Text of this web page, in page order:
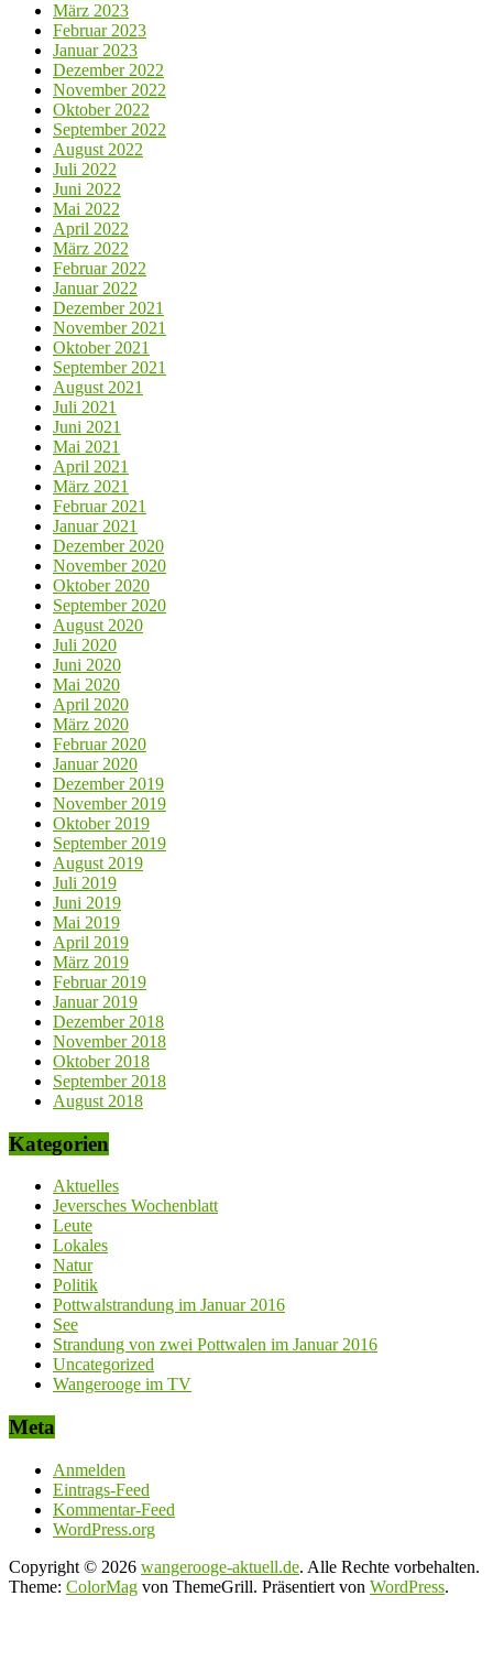
März 2023
Februar 2023
Januar 2023
Dezember 2022
November 2022
Oktober 2022
September 2022
August 2022
Juli 2022
Juni 2022
Mai 2022
April 2022
März 2022
Februar 2022
Januar 2022
Dezember 2021
November 2021
Oktober 2021
September 2021
August 2021
Juli 2021
Juni 2021
Mai 2021
April 2021
März 2021
Februar 2021
Januar 2021
Dezember 2020
November 2020
Oktober 2020
September 2020
August 2020
Juli 2020
Juni 2020
Mai 2020
April 2020
März 2020
Februar 2020
Januar 2020
Dezember 2019
November 2019
Oktober 2019
September 2019
August 2019
Juli 2019
Juni 2019
Mai 2019
April 2019
März 2019
Februar 2019
Januar 2019
Dezember 2018
November 2018
Oktober 2018
September 2018
August 2018
Kategorien
Aktuelles
Jeversches Wochenblatt
Leute
Lokales
Natur
Politik
Pottwalstrandung im Januar 2016
See
Strandung von zwei Pottwalen im Januar 2016
Uncategorized
Wangerooge im TV
Meta
Anmelden
Eintrags-Feed
Kommentar-Feed
WordPress.org
Copyright © 2026 wangerooge-aktuell.de. Alle Rechte vorbehalten.
Theme: ColorMag von ThemeGrill. Präsentiert von WordPress.